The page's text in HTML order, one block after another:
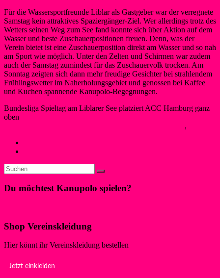
Für die Wassersportfreunde Liblar als Gastgeber war der verregnete
Samstag kein attraktives Spaziergänger-Ziel. Wer allerdings trotz des
Wetters seinen Weg zum See fand konnte sich über Aktion auf dem
Wasser und beste Zuschauerpositionen freuen. Denn, was der
Verein bietet ist eine Zuschauerposition direkt am Wasser und so nah
am Sport wie möglich. Unter den Zelten und Schirmen war zudem
auch der Samstag zumindest für das Zuschauervolk trocken. Am
Sonntag zeigten sich dann mehr freudige Gesichter bei strahlendem
Frühlingswetter im Naherholungsgebiet und genossen bei Kaffee
und Kuchen spannende Kanupolo-Begegnungen.
Bundesliga Spieltag am Liblarer See platziert ACC Hamburg ganz
oben
,
Du möchtest Kanupolo spielen?
Shop Vereinskleidung
Hier könnt ihr Vereinskleidung bestellen
Jetzt einkleiden